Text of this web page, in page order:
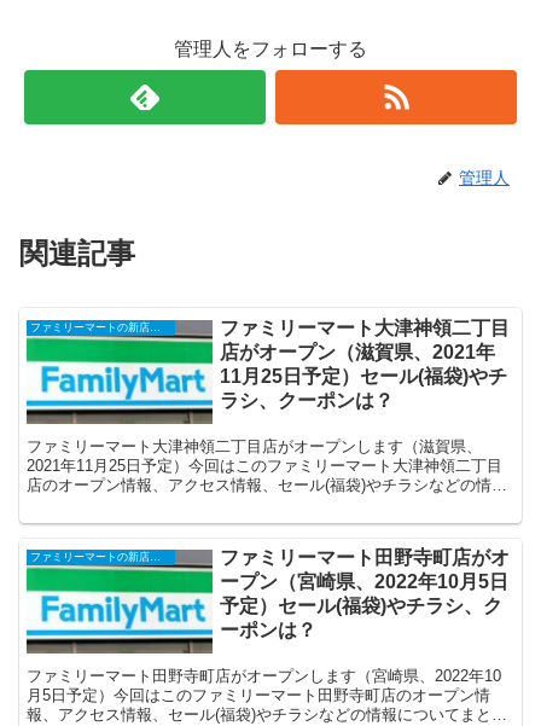
管理人をフォローする
管理人
関連記事
ファミリーマート大津神領二丁目
店がオープン（滋賀県、2021年
11月25日予定）セール(福袋)やチ
ラシ、クーポンは？
ファミリーマート大津神領二丁目店がオープンします（滋賀県、
2021年11月25日予定）今回はこのファミリーマート大津神領二丁目
店のオープン情報、アクセス情報、セール(福袋)やチラシなどの情報
ファミリーマートの新店舗開店・オープンセール(福袋)・閉店、クーポンなど
ファミリーマート田野寺町店がオ
ープン（宮崎県、2022年10月5日
予定）セール(福袋)やチラシ、ク
ーポンは？
ファミリーマート田野寺町店がオープンします（宮崎県、2022年10
月5日予定）今回はこのファミリーマート田野寺町店のオープン情
報、アクセス情報、セール(福袋)やチラシなどの情報についてまとめ